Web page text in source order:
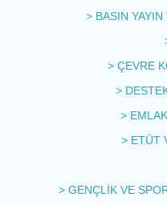
> BASIN YAYIN
> ÇEVRE
>
>
> ETÜT
> GENÇLİK VE